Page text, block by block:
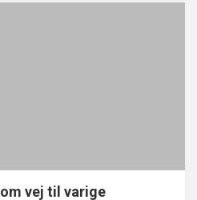
vej til varige